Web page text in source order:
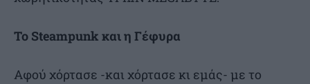
Το Steampunk και η Γέφυρα
Αφού χόρτασε -και χόρτασε κι εμάς- με το